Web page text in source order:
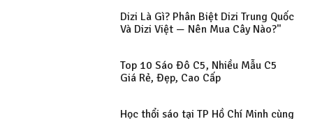
Dizi Là Gì? Phân Biệt Dizi Trung Quốc
Và Dizi Việt — Nên Mua Cây Nào?"
Top 10 Sáo Đô C5, Nhiều Mẫu C5
Giá Rẻ, Đẹp, Cao Cấp
Học thổi sáo tại TP Hồ Chí Minh cùng